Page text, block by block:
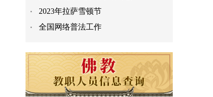
2023年拉萨雪顿节
全国网络普法工作